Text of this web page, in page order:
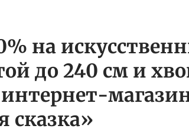
на
до 240 см и
сказка»